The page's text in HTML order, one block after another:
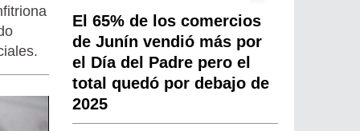
El 65% de los comercios
de Junín vendió más por
el Día del Padre pero el
total quedó por debajo de
2025